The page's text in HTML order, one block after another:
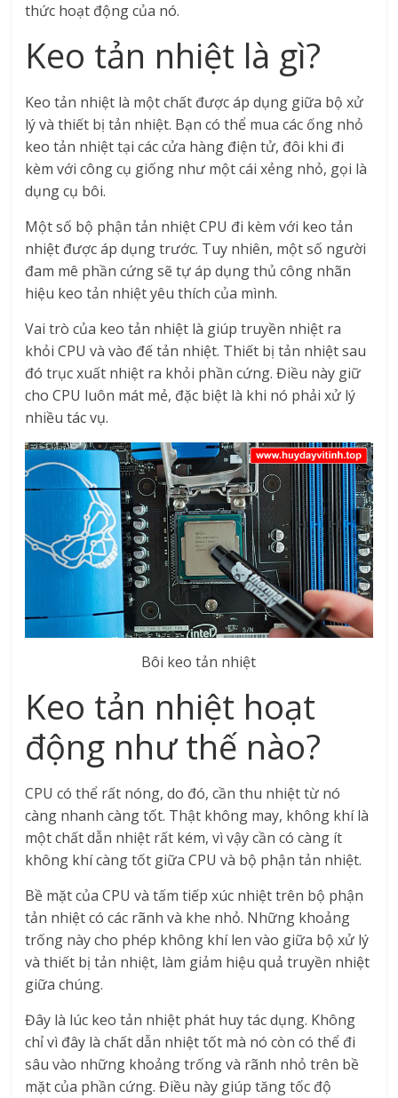
thức hoạt động của nó.
Keo tản nhiệt là gì?
Keo tản nhiệt là một chất được áp dụng giữa bộ xử
lý và thiết bị tản nhiệt. Bạn có thể mua các ống nhỏ
keo tản nhiệt tại các cửa hàng điện tử, đôi khi đi
kèm với công cụ giống như một cái xẻng nhỏ, gọi là
dụng cụ bôi.
Một số bộ phận tản nhiệt CPU đi kèm với keo tản
nhiệt được áp dụng trước. Tuy nhiên, một số người
đam mê phần cứng sẽ tự áp dụng thủ công nhãn
hiệu keo tản nhiệt yêu thích của mình.
Vai trò của keo tản nhiệt là giúp truyền nhiệt ra
khỏi CPU và vào đế tản nhiệt. Thiết bị tản nhiệt sau
đó trục xuất nhiệt ra khỏi phần cứng. Điều này giữ
cho CPU luôn mát mẻ, đặc biệt là khi nó phải xử lý
nhiều tác vụ.
Bôi keo tản nhiệt
Keo tản nhiệt hoạt
động như thế nào?
CPU có thể rất nóng, do đó, cần thu nhiệt từ nó
càng nhanh càng tốt. Thật không may, không khí là
một chất dẫn nhiệt rất kém, vì vậy cần có càng ít
không khí càng tốt giữa CPU và bộ phận tản nhiệt.
Bề mặt của CPU và tấm tiếp xúc nhiệt trên bộ phận
tản nhiệt có các rãnh và khe nhỏ. Những khoảng
trống này cho phép không khí len vào giữa bộ xử lý
và thiết bị tản nhiệt, làm giảm hiệu quả truyền nhiệt
giữa chúng.
Đây là lúc keo tản nhiệt phát huy tác dụng. Không
chỉ vì đây là chất dẫn nhiệt tốt mà nó còn có thể đi
sâu vào những khoảng trống và rãnh nhỏ trên bề
mặt của phần cứng. Điều này giúp tăng tốc độ